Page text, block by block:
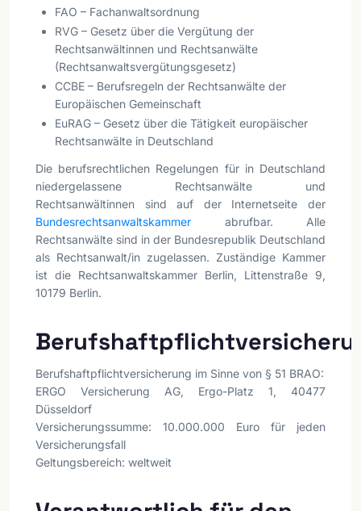
FAO – Fachanwaltsordnung
RVG – Gesetz über die Vergütung der
Rechtsanwältinnen und Rechtsanwälte
(Rechtsanwaltsvergütungsgesetz)
CCBE – Berufsregeln der Rechtsanwälte der
Europäischen Gemeinschaft
EuRAG – Gesetz über die Tätigkeit europäischer
Rechtsanwälte in Deutschland
Die berufsrechtlichen Regelungen für in Deutschland
niedergelassene Rechtsanwälte und
Rechtsanwältinnen sind auf der Internetseite der
Bundesrechtsanwaltskammer
abrufbar. Alle
Rechtsanwälte sind in der Bundesrepublik Deutschland
als Rechtsanwalt/in zugelassen. Zuständige Kammer
ist die Rechtsanwaltskammer Berlin, Littenstraße 9,
10179 Berlin.
Berufshaftpflichtversicherung im Sinne von § 51 BRAO:
ERGO Versicherung AG, Ergo-Platz 1, 40477
Düsseldorf
Versicherungssumme: 10.000.000 Euro für jeden
Versicherungsfall
Geltungsbereich: weltweit